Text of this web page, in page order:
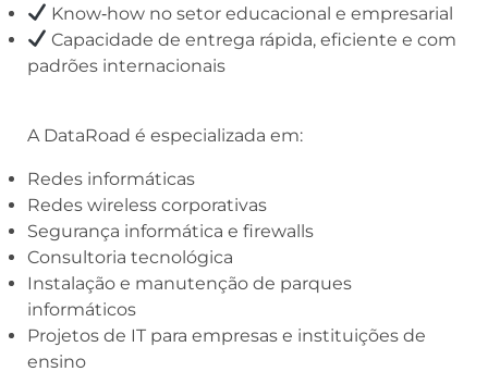
Know‑how no setor educacional e empresarial
Capacidade de entrega rápida, eficiente e com
padrões internacionais
A DataRoad é especializada em:
Redes informáticas
Redes wireless corporativas
Segurança informática e firewalls
Consultoria tecnológica
Instalação e manutenção de parques
informáticos
Projetos de IT para empresas e instituições de
ensino